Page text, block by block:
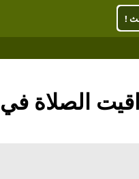
!
الصلاة